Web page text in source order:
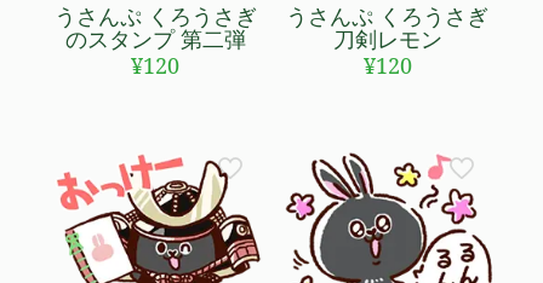
うさんぷ くろうさぎ
のスタンプ 第二弾
¥120
うさんぷ くろうさぎ
刀剣レモン
¥120